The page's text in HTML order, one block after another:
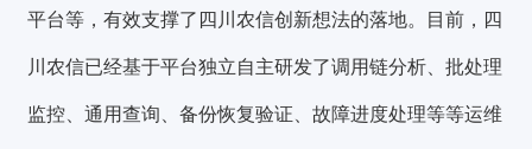
平台等，有效支撑了四川农信创新想法的落地。目前，四
川农信已经基于平台独立自主研发了调用链分析、批处理
监控、通用查询、备份恢复验证、故障进度处理等等运维